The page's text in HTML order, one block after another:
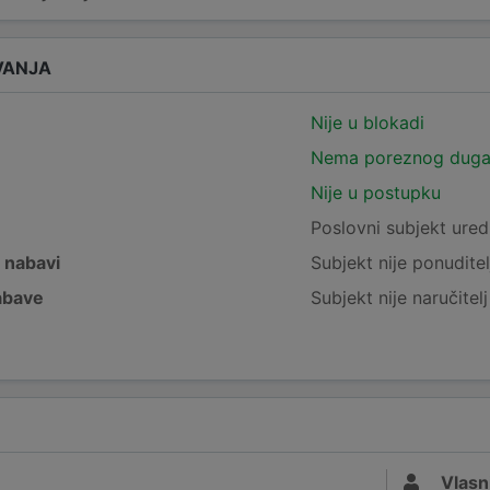
Nije u blokadi
Nema poreznog duga
Nije u postupku
Poslovni subjekt
Subjekt nije
Subjekt nije